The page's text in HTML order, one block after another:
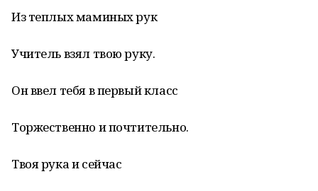
Из теплых маминых рук
Учитель взял твою руку.
Он ввел тебя в первый класс
Торжественно и почтительно.
Твоя рука и сейчас